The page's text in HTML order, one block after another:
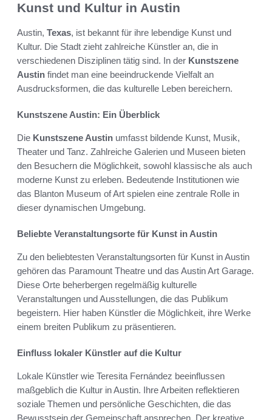
Kunst und Kultur in Austin
Austin, Texas, ist bekannt für ihre lebendige Kunst und
Kultur. Die Stadt zieht zahlreiche Künstler an, die in
verschiedenen Disziplinen tätig sind. In der Kunstszene
Austin findet man eine beeindruckende Vielfalt an
Ausdrucksformen, die das kulturelle Leben bereichern.
Kunstszene Austin: Ein Überblick
Die Kunstszene Austin umfasst bildende Kunst, Musik,
Theater und Tanz. Zahlreiche Galerien und Museen bieten
den Besuchern die Möglichkeit, sowohl klassische als auch
moderne Kunst zu erleben. Bedeutende Institutionen wie
das Blanton Museum of Art spielen eine zentrale Rolle in
dieser dynamischen Umgebung.
Beliebte Veranstaltungsorte für Kunst in Austin
Zu den beliebtesten Veranstaltungsorten für Kunst in Austin
gehören das Paramount Theatre und das Austin Art Garage.
Diese Orte beherbergen regelmäßig kulturelle
Veranstaltungen und Ausstellungen, die das Publikum
begeistern. Hier haben Künstler die Möglichkeit, ihre Werke
einem breiten Publikum zu präsentieren.
Einfluss lokaler Künstler auf die Kultur
Lokale Künstler wie Teresita Fernández beeinflussen
maßgeblich die Kultur in Austin. Ihre Arbeiten reflektieren
soziale Themen und persönliche Geschichten, die das
Bewusstsein der Gemeinschaft ansprechen. Der kreative